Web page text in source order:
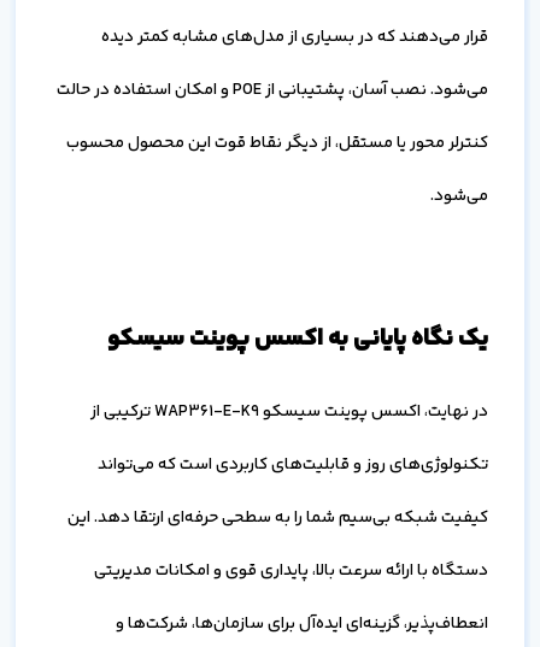
قرار می‌دهند که در بسیاری از مدل‌های مشابه کمتر دیده
می‌شود. نصب آسان، پشتیبانی از POE و امکان استفاده در حالت
کنترلر محور یا مستقل، از دیگر نقاط قوت این محصول محسوب
می‌شود.
یک نگاه پایانی به اکسس پوینت سیسکو
در نهایت، اکسس پوینت سیسکو WAP361-E-K9 ترکیبی از
تکنولوژی‌های روز و قابلیت‌های کاربردی است که می‌تواند
کیفیت شبکه بی‌سیم شما را به سطحی حرفه‌ای ارتقا دهد. این
دستگاه با ارائه سرعت بالا، پایداری قوی و امکانات مدیریتی
انعطاف‌پذیر، گزینه‌ای ایده‌آل برای سازمان‌ها، شرکت‌ها و